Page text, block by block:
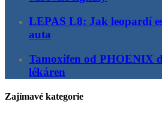
LEPAS L8: Jak leopardí
auta
Tamoxifen od PHOENIX
lékáren
Zajímavé kategorie